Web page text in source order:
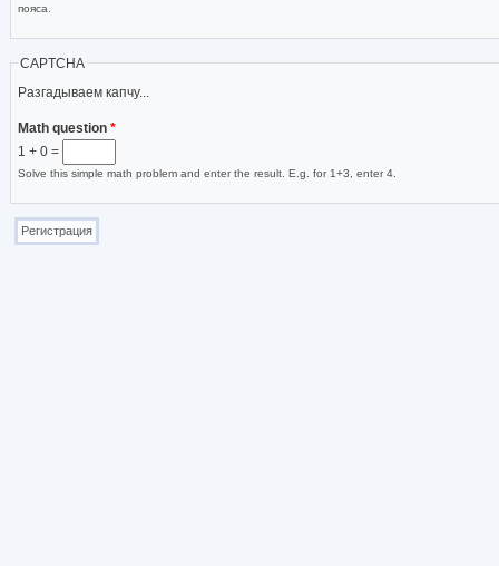
пояса.
CAPTCHA
Разгадываем капчу...
Math question *
1 + 0 =
Solve this simple math problem and enter the result. E.g. for 1+3, enter 4.